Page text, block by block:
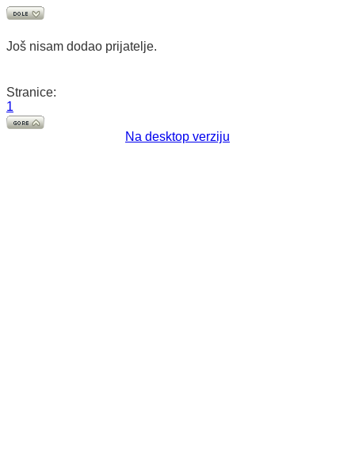
Još nisam dodao prijatelje.
Stranice:
1
Na desktop verziju